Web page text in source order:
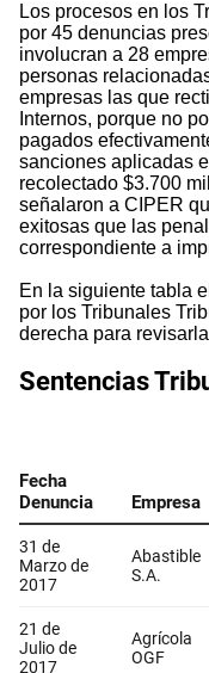
Los procesos en los
por 45 denuncias
involucran a 28
personas
empresas las que
Internos, porque no
pagados
sanciones aplicadas
recolectado $3.700
señalaron a CIPER
exitosas que las
correspondiente a
En la siguiente tabla
por los Tribunales
derecha para